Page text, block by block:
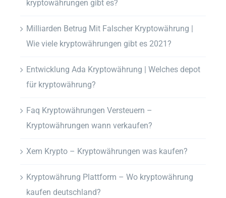
kryptowährungen gibt es?
Milliarden Betrug Mit Falscher Kryptowährung |
Wie viele kryptowährungen gibt es 2021?
Entwicklung Ada Kryptowährung | Welches depot
für kryptowährung?
Faq Kryptowährungen Versteuern –
Kryptowährungen wann verkaufen?
Xem Krypto – Kryptowährungen was kaufen?
Kryptowährung Plattform – Wo kryptowährung
kaufen deutschland?